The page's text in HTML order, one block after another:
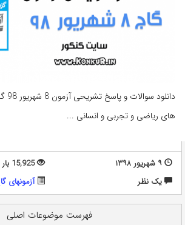
های ریاضی و تجربی و انسانی ...
۹ شهریور ۱۳۹۸
15,925 بار
يک نظر
آزمونهای
فهرست موضوعات اصلی